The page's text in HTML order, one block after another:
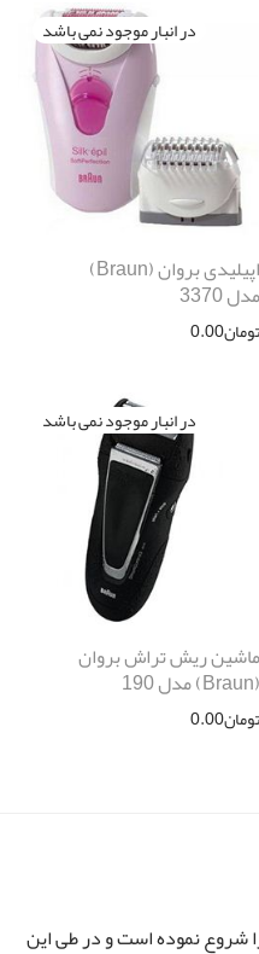
اپیلیدی بروان (Braun)
مدل 3370
تومان0.00
ماشین ریش تراش بروان
(Braun) مدل 190
تومان0.00
فعالیت خود را شروع نموده است و در طی این